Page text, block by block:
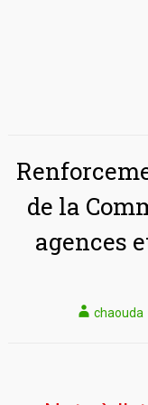
de la
agences
chaouda